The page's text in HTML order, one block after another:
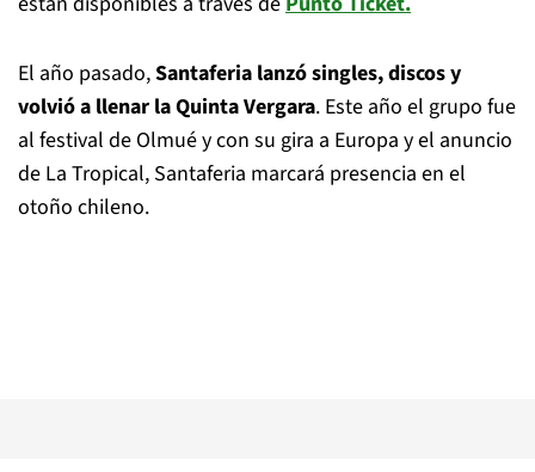
El año pasado,Santaferia lanzó singles, discos y
volvió a llenar la Quinta Vergara. Este año el grupo fue
al festival de Olmué y con su gira a Europa y el anuncio
de La Tropical, Santaferia marcará presencia en el
otoño chileno.